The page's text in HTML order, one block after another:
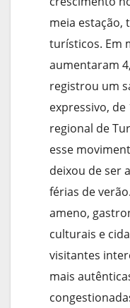
meia estação,
turísticos. Em
aumentaram
registrou um
expressivo, de
regional de
esse
deixou de ser
férias de
ameno,
culturais e
visitantes
mais